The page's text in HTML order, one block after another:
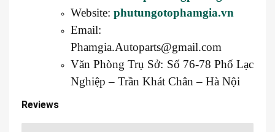
Website: phutungotophamgia.vn
Email:
Phamgia.Autoparts@gmail.com
Văn Phòng Trụ Sở: Số 76-78 Phố Lạc
Nghiệp – Trần Khát Chân – Hà Nội
Reviews